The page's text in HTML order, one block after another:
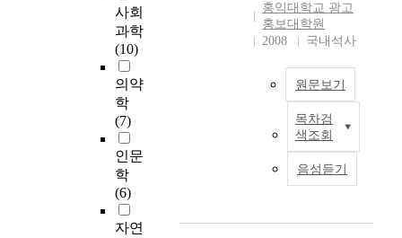
사회
과학
(10)
의약
학
(7)
인문
학
(6)
자연
홍익대학교 광고
홍보대학원
2008
국내석사
원문보기
목차검
색조회
음성듣기